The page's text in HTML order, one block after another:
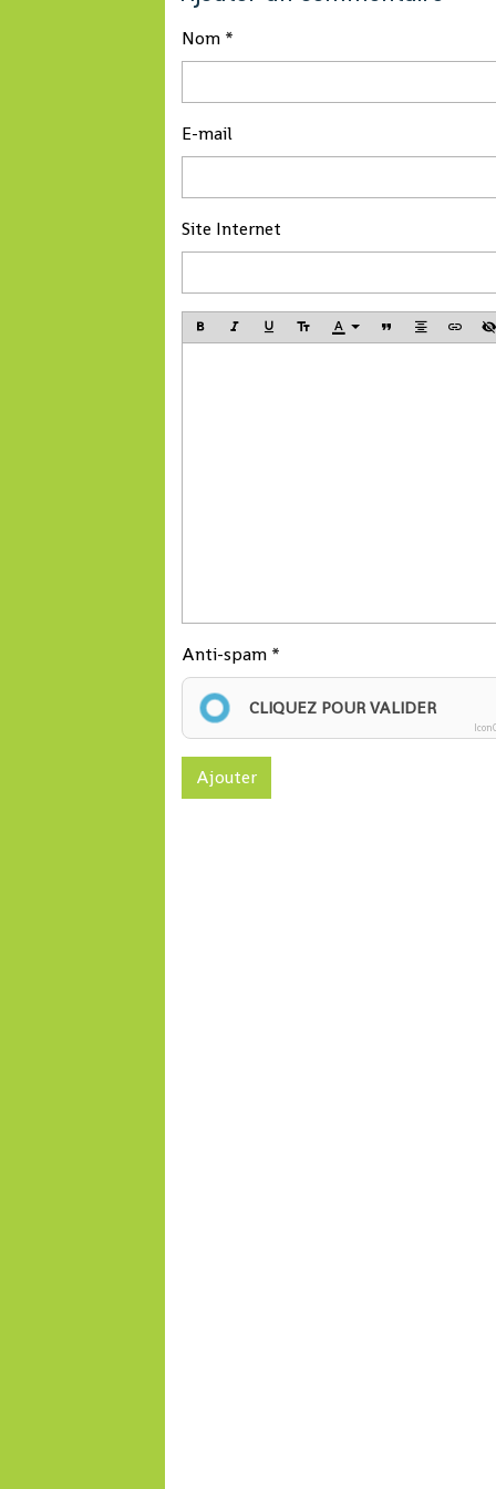
virus Ebola,
association reçue
Nom
E-mail
Site Internet
Anti-spam
CLIQUEZ POUR VALIDER
Ajouter